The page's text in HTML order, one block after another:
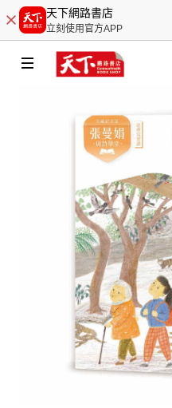
天下網路書店
立刻使用官方APP